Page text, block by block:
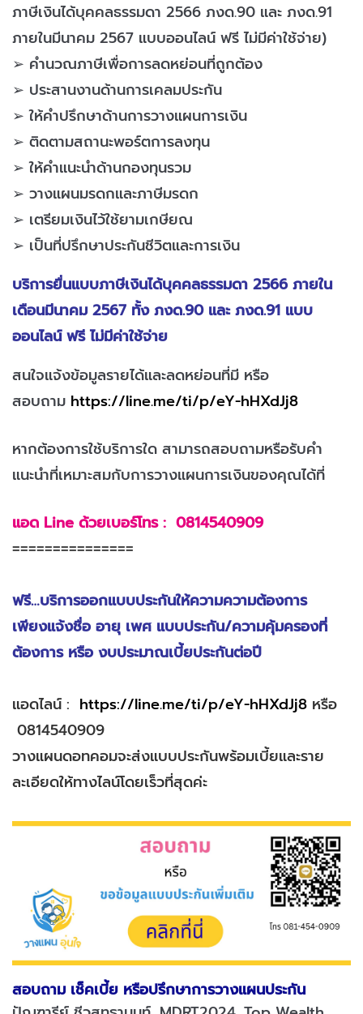
ภาษีเงินได้บุคคลธรรมดา 2566 ภงด.90 และ ภงด.91
ภายในมีนาคม 2567 แบบออนไลน์ ฟรี ไม่มีค่าใช้จ่าย)
➢ คำนวณภาษีเพื่อการลดหย่อนที่ถูกต้อง
➢ ประสานงานด้านการเคลมประกัน
➢ ให้คำปรึกษาด้านการวางแผนการเงิน
➢ ติดตามสถานะพอร์ตการลงทุน
➢ ให้คำแนะนำด้านกองทุนรวม
➢ วางแผนมรดกและภาษีมรดก
➢ เตรียมเงินไว้ใช้ยามเกษียณ
➢ เป็นที่ปรึกษาประกันชีวิตและการเงิน
บริการยื่นแบบภาษีเงินได้บุคคลธรรมดา 2566 ภายใน
เดือนมีนาคม 2567 ทั้ง ภงด.90 และ ภงด.91 แบบ
ออนไลน์ ฟรี ไม่มีค่าใช้จ่าย
สนใจแจ้งข้อมูลรายได้และลดหย่อนที่มี หรือ
สอบถาม https://line.me/ti/p/eY-hHXdJj8
หากต้องการใช้บริการใด สามารถสอบถามหรือรับคำ
แนะนำที่เหมาะสมกับการวางแผนการเงินของคุณได้ที่
แอด Line ด้วยเบอร์โทร : 0814540909
===============
ฟรี…บริการออกแบบประกันให้ความความต้องการ
เพียงแจ้งชื่อ อายุ เพศ แบบประกัน/ความคุ้มครองที่
ต้องการ หรือ งบประมาณเบี้ยประกันต่อปี
แอดไลน์ : https://line.me/ti/p/eY-hHXdJj8 หรือ
0814540909
วางแผนดอทคอมจะส่งแบบประกันพร้อมเบี้ยและราย
ละเอียดให้ทางไลน์โดยเร็วที่สุดค่ะ
สอบถาม เช็คเบี้ย หรือปรึกษาการวางแผนประกัน